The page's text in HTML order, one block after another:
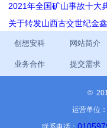
2021年全国矿山事故十大
关于转发山西古交世纪金
创想安科 网站简介
业务合作 提交需求
©
运营单位